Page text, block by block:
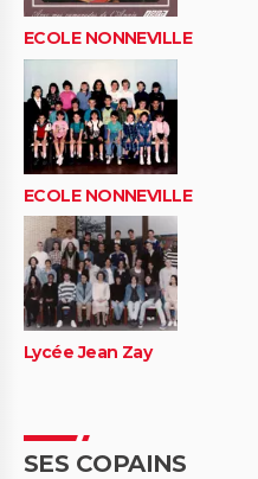
ECOLE NONNEVILLE
ECOLE NONNEVILLE
Lycée Jean Zay
SES COPAINS